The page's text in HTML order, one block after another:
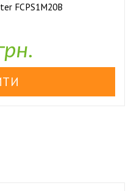
FCPS1M20B